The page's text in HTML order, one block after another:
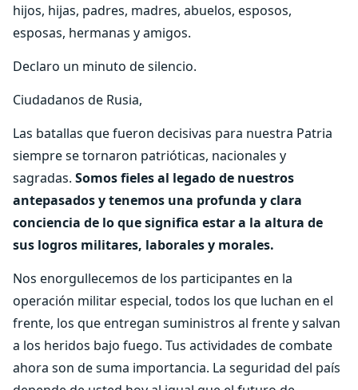
hijos, hijas, padres, madres, abuelos, esposos,
esposas, hermanas y amigos.
Declaro un minuto de silencio.
Ciudadanos de Rusia,
Las batallas que fueron decisivas para nuestra Patria
siempre se tornaron patrióticas, nacionales y
sagradas. Somos fieles al legado de nuestros
antepasados ​​y tenemos una profunda y clara
conciencia de lo que significa estar a la altura de
sus logros militares, laborales y morales.
Nos enorgullecemos de los participantes en la
operación militar especial, todos los que luchan en el
frente, los que entregan suministros al frente y salvan
a los heridos bajo fuego. Tus actividades de combate
ahora son de suma importancia. La seguridad del país